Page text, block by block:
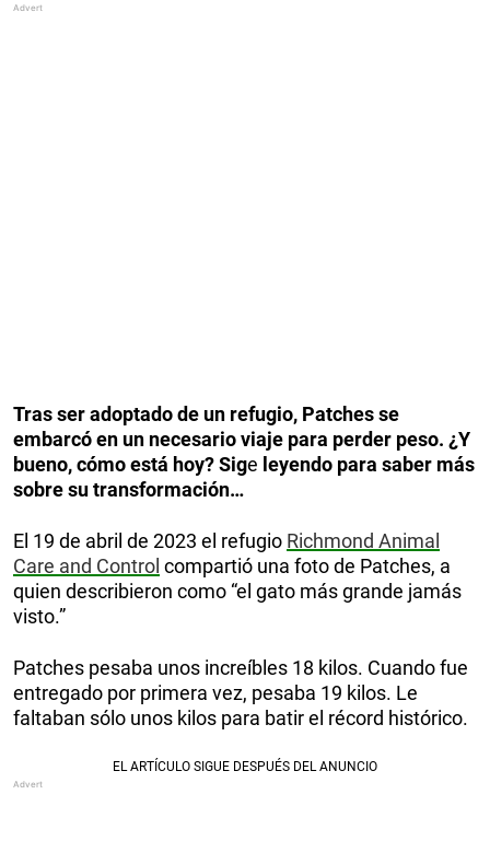
Tras ser adoptado de un refugio, Patches se
embarcó en un necesario viaje para perder peso. ¿Y
bueno, cómo está hoy? Sige leyendo para saber más
sobre su transformación…
El 19 de abril de 2023 el refugio Richmond Animal
Care and Control compartió una foto de Patches, a
quien describieron como “el gato más grande jamás
visto.”
Patches pesaba unos increíbles 18 kilos. Cuando fue
entregado por primera vez, pesaba 19 kilos. Le
faltaban sólo unos kilos para batir el récord histórico.